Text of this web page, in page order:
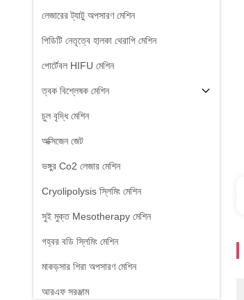
লেজারের ট্যাটু অপসারণ মেশিন
পিডিটি নেতৃত্বে হালকা থেরাপি মেশিন
পোর্টেবল HIFU মেশিন
ত্বক বিশ্লেষক মেশিন
চুল বৃদ্ধি মেশিন
অক্সিজেন জেট
ভঙ্গুর Co2 লেজার মেশিন
Cryolipolysis স্লিমিং মেশিন
সুই মুক্ত Mesotherapy মেশিন
গহ্বর বডি স্লিমিং মেশিন
মাকড়সার শিরা অপসারণ মেশিন
আরএফ সরঞ্জাম